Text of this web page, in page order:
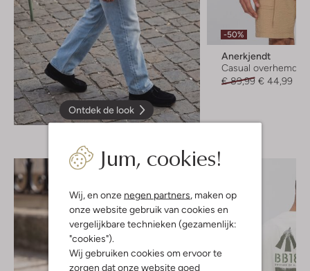
Jum, cookies!
Wij, en onze negen partners, maken op
onze website gebruik van cookies en
vergelijkbare technieken (gezamenlijk:
"cookies").
Wij gebruiken cookies om ervoor te
zorgen dat onze website goed
Ontdek de look
-50%
Anerkjendt
Casual overhemd
€ 89,99 € 44,99